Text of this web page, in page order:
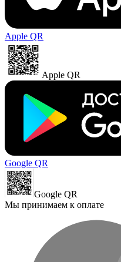
Apple QR
Apple QR
Google QR
Google QR
Мы принимаем к оплате